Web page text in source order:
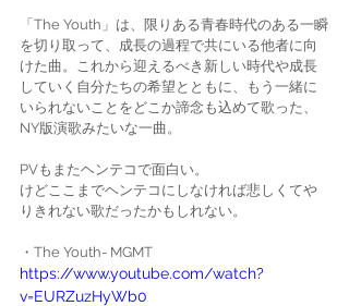
「The Youth」は、限りある青春時代のある一瞬
を切り取って、成長の過程で共にいる他者に向
けた曲。これから迎えるべき新しい時代や成長
していく自分たちの希望とともに、もう一緒に
いられないことをどこか諦念も込めて歌った、
NY版演歌みたいな一曲。
PVもまたヘンテコで面白い。
けどここまでヘンテコにしなければ悲しくてや
りきれない歌だったかもしれない。
・The Youth- MGMT
https://www.youtube.com/watch?
v=EURZuzHyWb0